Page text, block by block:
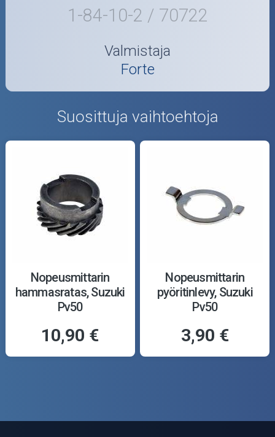
1-84-10-2 / 70722
Valmistaja
Forte
Suosittuja vaihtoehtoja
Nopeusmittarin
hammasratas, Suzuki
Pv50
10,90 €
Nopeusmittarin
pyöritinlevy, Suzuki
Pv50
3,90 €